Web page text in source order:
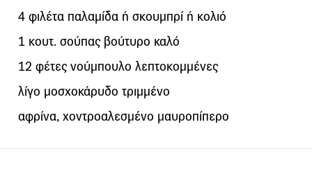
4 φιλέτα παλαμίδα ή σκουμπρί ή κολιό
1 κουτ. σούπας βούτυρο καλό
12 φέτες νούμπουλο λεπτοκομμένες
λίγο μοσχοκάρυδο τριμμένο
αφρίνα, χοντροαλεσμένο μαυροπίπερο